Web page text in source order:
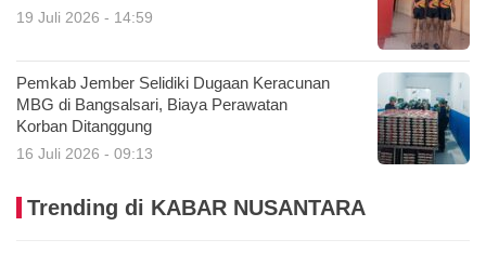
19 Juli 2026 - 14:59
Pemkab Jember Selidiki Dugaan Keracunan
MBG di Bangsalsari, Biaya Perawatan
Korban Ditanggung
16 Juli 2026 - 09:13
Trending di KABAR NUSANTARA